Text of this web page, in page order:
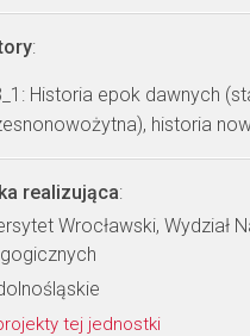
:
Historia epok dawnych
historia
realizująca:
Wrocławski, Wydział
tej jednostki